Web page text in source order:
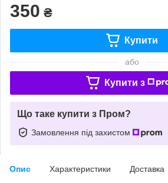
350 ₴
Купити
або
Купити з
Що таке купити з Пром?
Замовлення під захистом
Опис Характеристики Доставка